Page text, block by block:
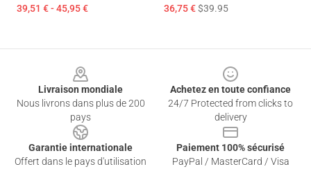
39,51 € - 45,95 € 36,75 €$39.95
Livraison mondiale
Nous livrons dans plus de 200
pays
Achetez en toute confiance
24/7 Protected from clicks to
delivery
Garantie internationale
Offert dans le pays d'utilisation
Paiement 100% sécurisé
PayPal / MasterCard / Visa